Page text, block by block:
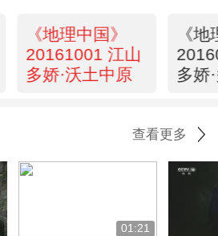
《地理中国》
20161001 江山
多娇·沃土中原
《
多娇
查看更多
01:21